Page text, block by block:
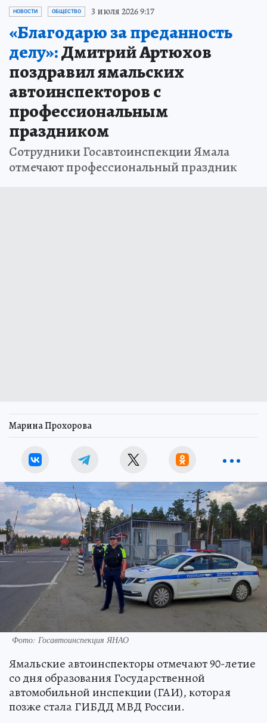
НОВОСТИ ОБЩЕСТВО 3 июля 2026 9:17
«Благодарю за преданность
делу»:Дмитрий Артюхов
поздравил ямальских
автоинспекторов с
профессиональным
праздником
Сотрудники Госавтоинспекции Ямала
отмечают профессиональный праздник
Марина Прохорова
Фото: Госавтоинспекция ЯНАО
Ямальские автоинспекторы отмечают 90-летие
со дня образования Государственной
автомобильной инспекции (ГАИ), которая
позже стала ГИБДД МВД России.